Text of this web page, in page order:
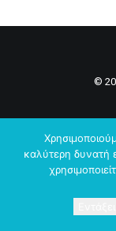
©
καλύτερη δυνατή